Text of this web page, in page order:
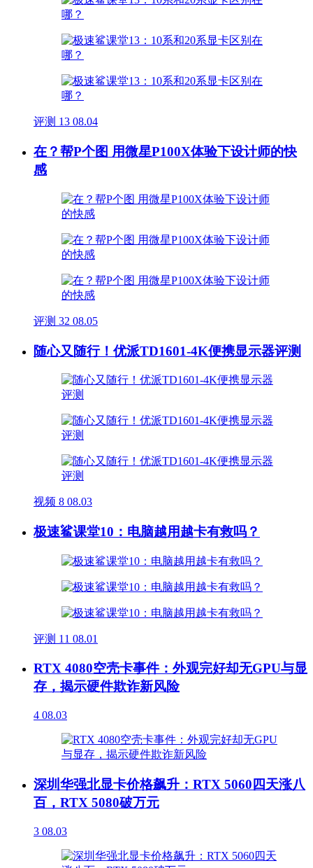
评测 13 08.04
在？帮P个图 用微星P100X体验下设计师的快
感
评测 32 08.05
随心又随行！优派TD1601-4K便携显示器评测
视频 8 08.03
极速鲨课堂10：电脑越用越卡有救吗？
评测 11 08.01
RTX 4080空壳卡事件：外观完好却无GPU与显
存，揭示硬件欺诈新风险
4 08.03
深圳华强北显卡价格飙升：RTX 5060四天涨八
百，RTX 5080破万元
3 08.03